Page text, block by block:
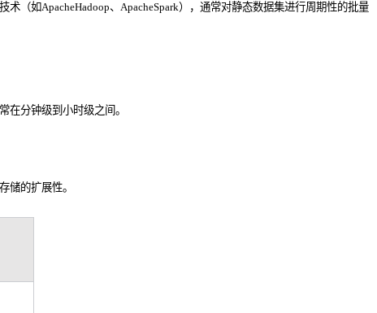
（如ApacheHadoop、ApacheSpark），通常对静态数据集进行周期性的批量
在分钟级到小时级之间。
储的扩展性。